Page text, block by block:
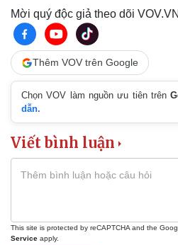
Bóng đá
Mời quý độc giả theo dõi
Thêm VOV trên Google
Chọn VOV làm nguồn ưu tiên trên
dẫn.
Viết bình luận
This site is protected by reCAPTCHA and the
Service apply.